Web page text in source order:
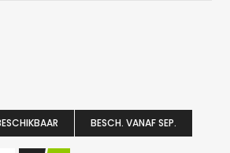
BESCH. VANAF SEP.